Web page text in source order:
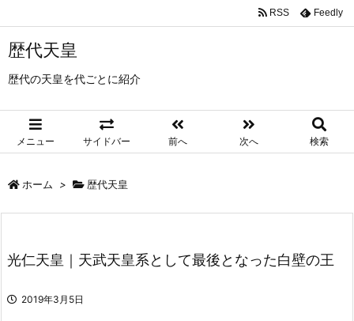
歴代天皇
歴代の天皇を代ごとに紹介
メニュー サイドバー 前へ 次へ 検索
RSS Feedly
ホーム > 歴代天皇
光仁天皇｜天武天皇系として最後となった白壁の王
2019年3月5日